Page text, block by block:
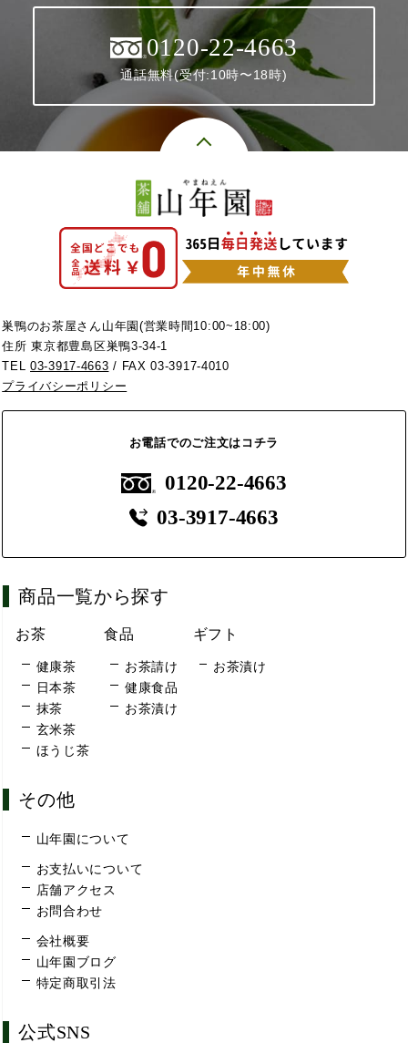
0120-22-4663
通話無料(受付:10時〜18時)
巣鴨のお茶屋さん山年園(営業時間10:00~18:00)
住所 東京都豊島区巣鴨3-34-1
TEL03-3917-4663 / FAX 03-3917-4010
プライバシーポリシー
お電話でのご注文はコチラ
0120-22-4663
03-3917-4663
商品一覧から探す
お茶
健康茶
日本茶
抹茶
玄米茶
ほうじ茶
食品
お茶請け
健康食品
お茶漬け
ギフト
お茶漬け
その他
山年園について
お支払いについて
店舗アクセス
お問合わせ
会社概要
山年園ブログ
特定商取引法
公式SNS